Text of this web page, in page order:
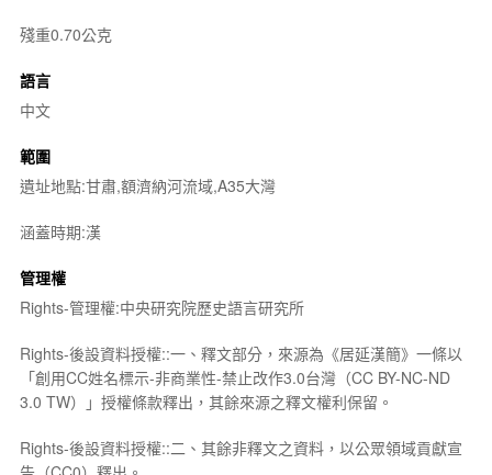
殘重0.70公克
語言
中文
範圍
遺址地點:甘肅,額濟納河流域,A35大灣
涵蓋時期:漢
管理權
Rights-管理權:中央研究院歷史語言研究所
Rights-後設資料授權::一、釋文部分，來源為《居延漢簡》一條以
「創用CC姓名標示-非商業性-禁止改作3.0台灣（CC BY-NC-ND
3.0 TW）」授權條款釋出，其餘來源之釋文權利保留。
Rights-後設資料授權::二、其餘非釋文之資料，以公眾領域貢獻宣